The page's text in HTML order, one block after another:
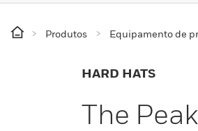
Produtos Equipamento de
HARD HATS
The